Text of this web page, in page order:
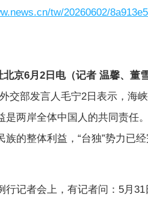
tw/20260602/
北京6月2日电（记者 温馨、董雪
交部发言人毛宁2日表示，海
是两岸全体中国人的共同责任
族的整体利益，“台独”势力已
记者会上，有记者问：5月31